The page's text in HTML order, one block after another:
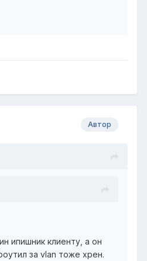
Автор
ипишник клиенту, а он
за vlan тоже хрен.